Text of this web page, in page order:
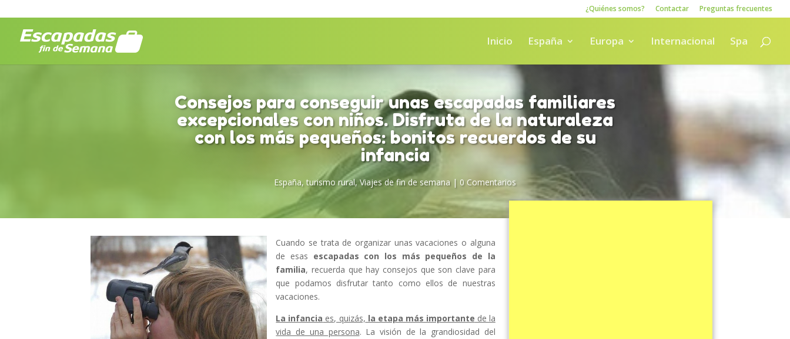
¿Quiénes somos? Contactar Preguntas frecuentes
Inicio España Europa Internacional Spa
Consejos para conseguir unas escapadas familiares
excepcionales con niños. Disfruta de la naturaleza
con los más pequeños: bonitos recuerdos de su
infancia
España, turismo rural, Viajes de fin de semana| 0 Comentarios
Cuando se trata de organizar unas vacaciones o alguna
de esas escapadas con los más pequeños de la
familia, recuerda que hay consejos que son clave para
que podamos disfrutar tanto como ellos de nuestras
vacaciones.
La infancia es, quizás, la etapa más importante de la
vida de una persona. La visión de la grandiosidad del